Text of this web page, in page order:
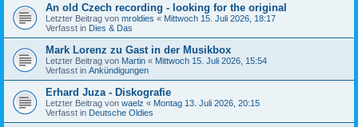
An old Czech recording - looking for the original
Letzter Beitrag von mroldies « Mittwoch 15. Juli 2026, 18:17
Verfasst in Dies & Das
Mark Lorenz zu Gast in der Musikbox
Letzter Beitrag von Martin « Mittwoch 15. Juli 2026, 15:54
Verfasst in Ankündigungen
Erhard Juza - Diskografie
Letzter Beitrag von waelz « Montag 13. Juli 2026, 20:15
Verfasst in Deutsche Oldies